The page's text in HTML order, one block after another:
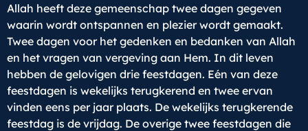
Allah heeft deze gemeenschap twee dagen gegeven
waarin wordt ontspannen en plezier wordt gemaakt.
Twee dagen voor het gedenken en bedanken van Allah
en het vragen van vergeving aan Hem. In dit leven
hebben de gelovigen drie feestdagen. Eén van deze
feestdagen is wekelijks terugkerend en twee ervan
vinden eens per jaar plaats. De wekelijks terugkerende
feestdag is de vrijdag. De overige twee feestdagen die